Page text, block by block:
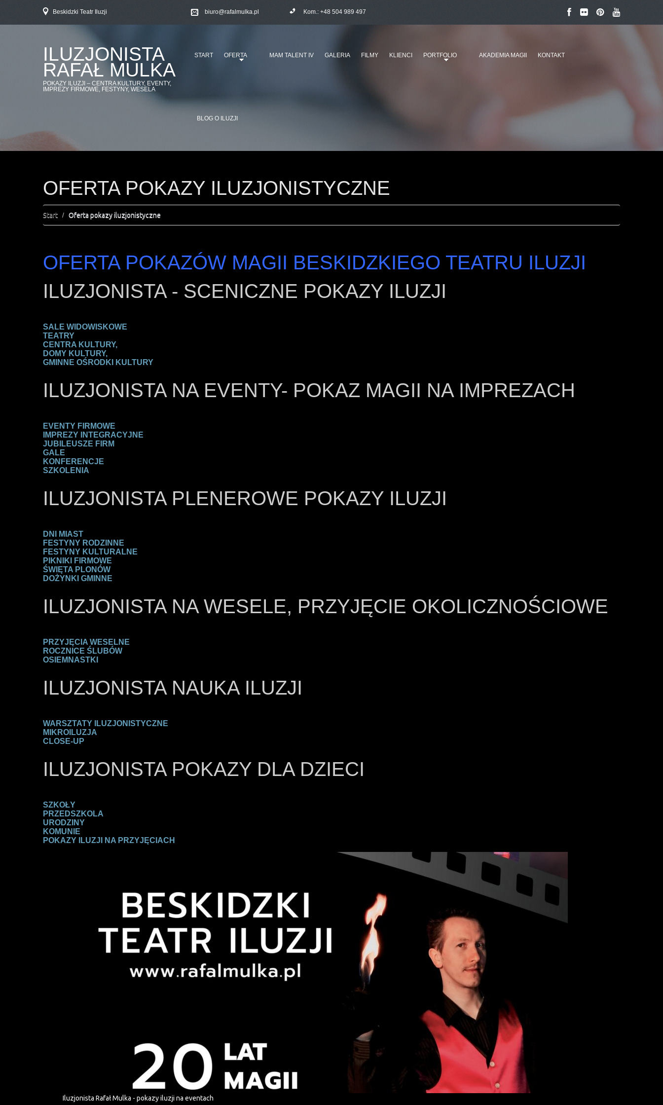
Beskidzki Teatr Iluzji biuro@rafalmulka.pl Kom.: +48 504 989 497
ILUZJONISTA
RAFAŁ MULKA
POKAZY ILUZJI – CENTRA KULTURY, EVENTY,
IMPREZY FIRMOWE, FESTYNY, WESELA
START OFERTA MAM TALENT IV GALERIA FILMY KLIENCI PORTFOLIO AKADEMIA MAGII KONTAKT
BLOG O ILUZJI
OFERTA POKAZY ILUZJONISTYCZNE
Start Oferta pokazy iluzjonistyczne
OFERTA POKAZÓW MAGII BESKIDZKIEGO TEATRU ILUZJI
ILUZJONISTA - SCENICZNE POKAZY ILUZJI
SALE WIDOWISKOWE
TEATRY
CENTRA KULTURY,
DOMY KULTURY,
GMINNE OŚRODKI KULTURY
ILUZJONISTA NA EVENTY- POKAZ MAGII NA IMPREZACH
EVENTY FIRMOWE
IMPREZY INTEGRACYJNE
JUBILEUSZE FIRM
GALE
KONFERENCJE
SZKOLENIA
ILUZJONISTA PLENEROWE POKAZY ILUZJI
DNI MIAST
FESTYNY RODZINNE
FESTYNY KULTURALNE
PIKNIKI FIRMOWE
ŚWIĘTA PLONÓW
DOŻYNKI GMINNE
ILUZJONISTA NA WESELE, PRZYJĘCIE OKOLICZNOŚCIOWE
PRZYJĘCIA WESELNE
ROCZNICE ŚLUBÓW
OSIEMNASTKI
ILUZJONISTA NAUKA ILUZJI
WARSZTATY ILUZJONISTYCZNE
MIKROILUZJA
CLOSE-UP
ILUZJONISTA POKAZY DLA DZIECI
SZKOŁY
PRZEDSZKOLA
URODZINY
KOMUNIE
POKAZY ILUZJI NA PRZYJĘCIACH
Iluzjonista Rafał Mulka - pokazy iluzji na eventach